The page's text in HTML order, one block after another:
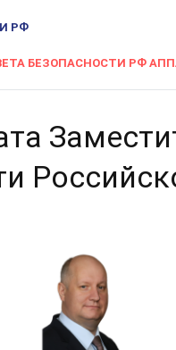
РФ
БЕЗОПАСНОСТИ РФ